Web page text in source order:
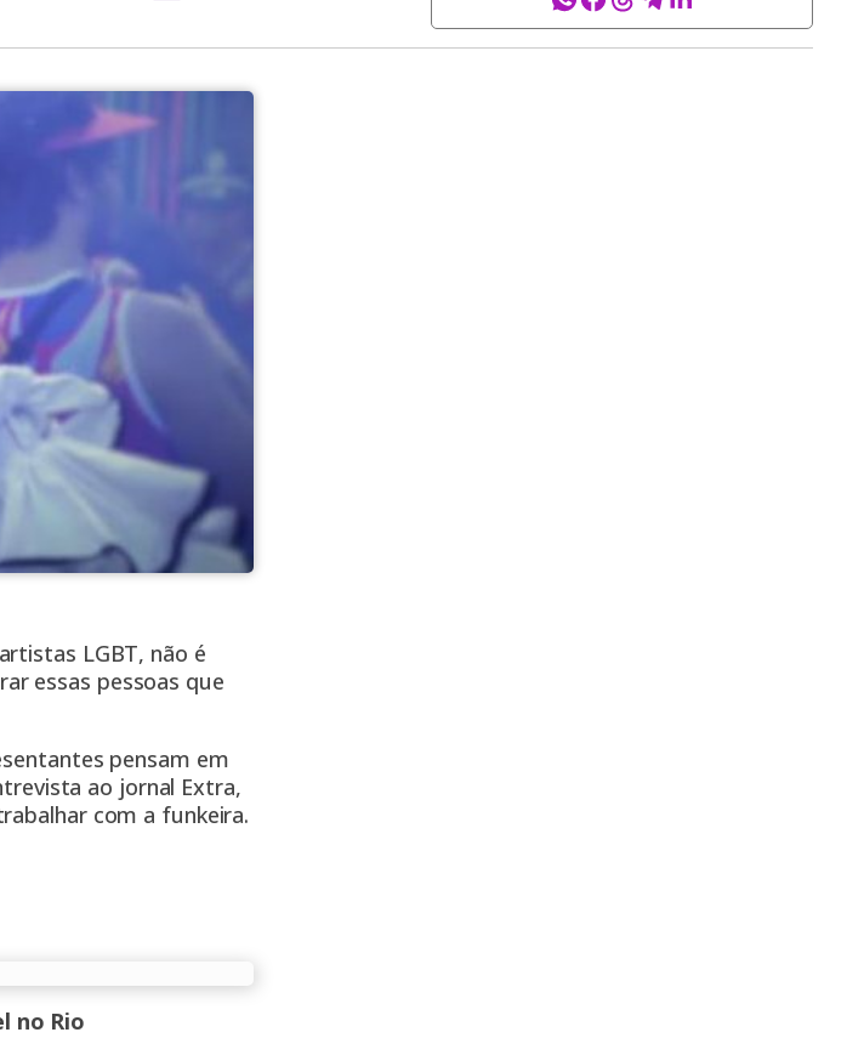
LGBT, não é
essas pessoas que
pensam em
ao jornal Extra,
com a funkeira.
no Rio